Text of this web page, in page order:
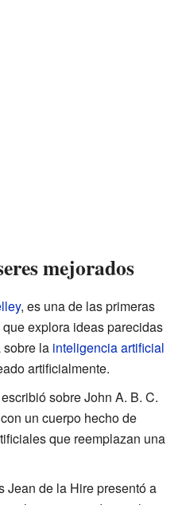
mejorados
, es una de las primeras
explora ideas parecidas
sobre la inteligencia artificial
artificialmente.
escribió sobre John A. B. C.
un cuerpo hecho de
que reemplazan una
Jean de la Hire presentó a